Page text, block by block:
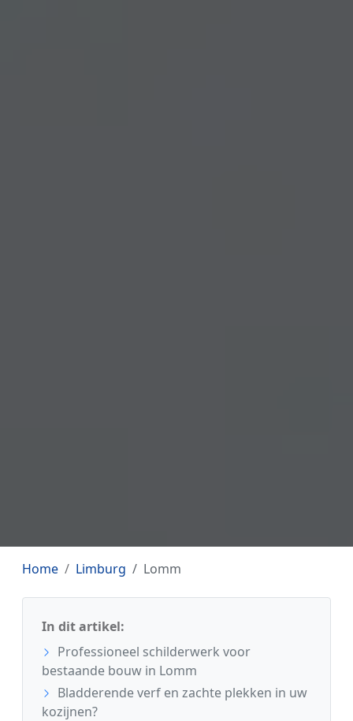
Home Limburg Lomm
In dit artikel:
Professioneel schilderwerk voor
bestaande bouw in Lomm
Bladderende verf en zachte plekken in uw
kozijnen?